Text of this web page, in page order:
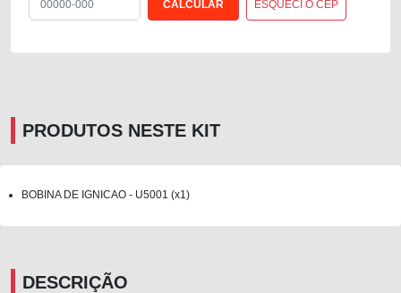
ESQUECI O CEP
PRODUTOS NESTE KIT
BOBINA DE IGNICAO - U5001 (x1)
DESCRIÇÃO